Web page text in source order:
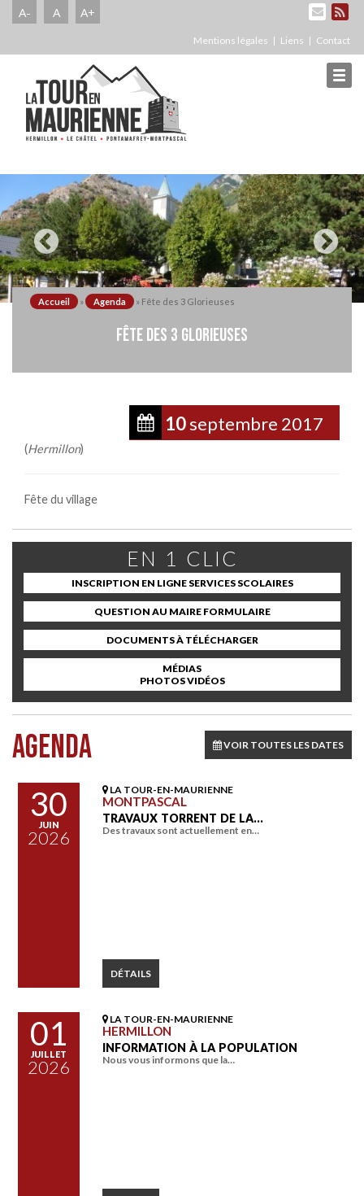
A- A A+
Mentions légales Liens Contact
Accueil » Agenda » Fête des 3 Glorieuses
FÊTE DES 3 GLORIEUSES
10septembre 2017
(Hermillon)
Fête du village
EN 1 CLIC
INSCRIPTION EN LIGNE SERVICES SCOLAIRES
QUESTION AU MAIRE FORMULAIRE
DOCUMENTS À TÉLÉCHARGER
MÉDIAS
PHOTOS VIDÉOS
AGENDA VOIR TOUTES LES DATES
30
JUIN
2026
LA TOUR-EN-MAURIENNE
MONTPASCAL
TRAVAUX TORRENT DE LA…
Des travaux sont actuellement en…
DÉTAILS
01
JUILLET
2026
LA TOUR-EN-MAURIENNE
HERMILLON
INFORMATION À LA POPULATION
Nous vous informons que la…